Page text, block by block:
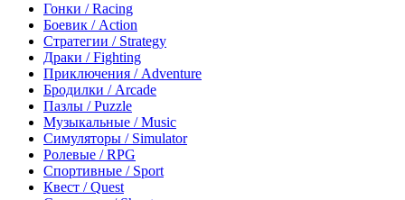
Гонки / Racing
Боевик / Action
Стратегии / Strategy
Драки / Fighting
Приключения / Adventure
Бродилки / Arcade
Пазлы / Puzzle
Музыкальные / Music
Симуляторы / Simulator
Ролевые / RPG
Спортивные / Sport
Квест / Quest